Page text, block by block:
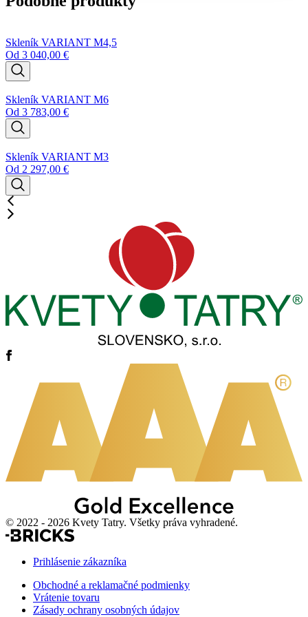
Skleník VARIANT M4,5
Od 3 040,00 €
Skleník VARIANT M6
Od 3 783,00 €
Skleník VARIANT M3
Od 2 297,00 €
© 2022 - 2026 Kvety Tatry. Všetky práva vyhradené.
Prihlásenie zákazníka
Obchodné a reklamačné podmienky
Vrátenie tovaru
Zásady ochrany osobných údajov